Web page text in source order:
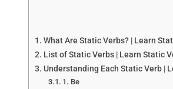
What Are Static Verbs? | Learn
List of Static Verbs | Learn Static
Understanding Each Static Verb |
1. Be